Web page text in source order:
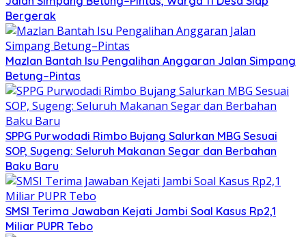
Bergerak
Mazlan Bantah Isu Pengalihan Anggaran Jalan Simpang
Betung–Pintas
SPPG Purwodadi Rimbo Bujang Salurkan MBG Sesuai
SOP, Sugeng: Seluruh Makanan Segar dan Berbahan
Baku Baru
SMSI Terima Jawaban Kejati Jambi Soal Kasus Rp2,1
Miliar PUPR Tebo